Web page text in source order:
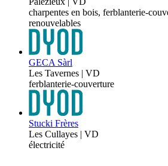
charpentes en bois, ferblanterie-
renouvelables
GECA Sàrl
Les Tavernes | VD
ferblanterie-couverture
Stucki Frères
Les Cullayes | VD
électricité